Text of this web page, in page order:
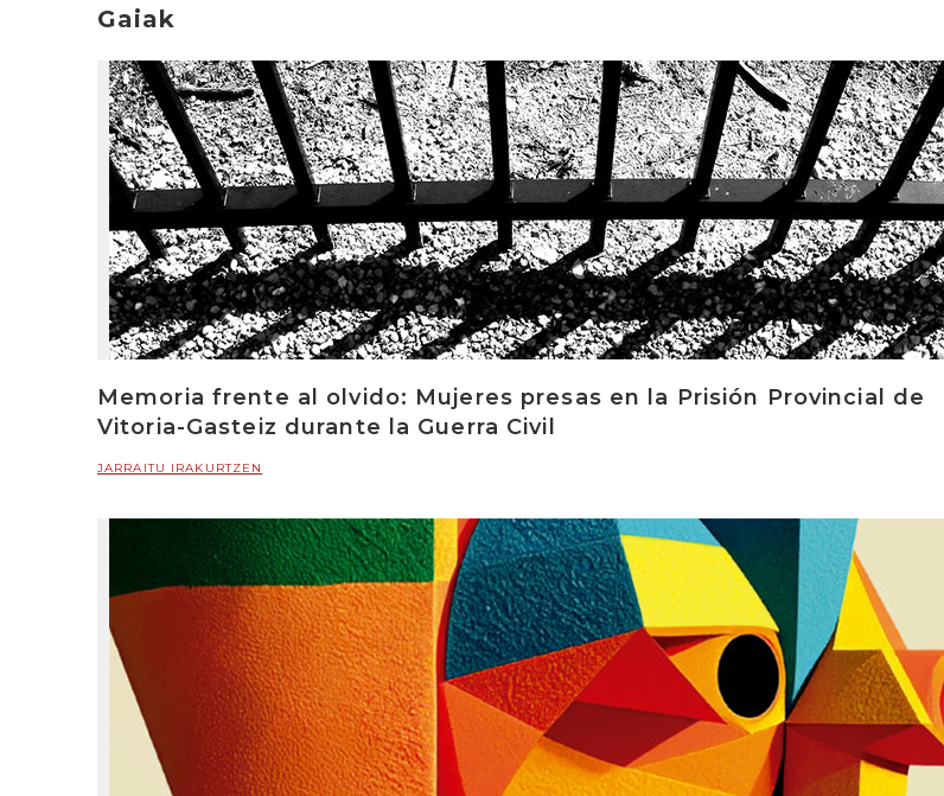
Gaiak
Memoria frente al olvido: Mujeres presas en la Prisión Provincial de
Vitoria-Gasteiz durante la Guerra Civil
JARRAITU IRAKURTZEN